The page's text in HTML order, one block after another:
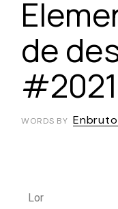
de
WORDS BY Enbruto
Lor